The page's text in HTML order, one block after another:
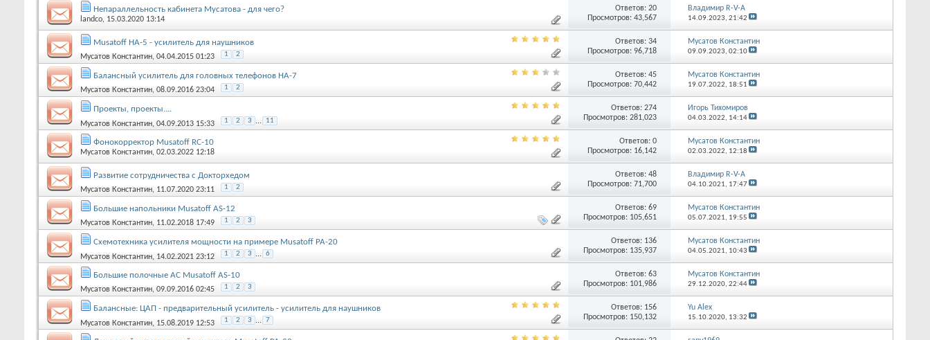
Непараллельность кабинета Мусатова - для чего?
landco, 15.03.2020 13:14
Ответов:20
Просмотров: 43,567
Владимир R-V-A
14.09.2023, 21:42
Musatoff HA-5 - усилитель для наушников
Мусатов Константин, 04.04.2015 01:23 1 2
Ответов:34
Просмотров: 96,718
Мусатов Константин
09.09.2023, 02:10
Балансный усилитель для головных телефонов HA-7
Мусатов Константин, 08.09.2016 23:04 1 2
Ответов:45
Просмотров: 70,442
Мусатов Константин
19.07.2022, 18:51
Проекты, проекты....
Мусатов Константин, 04.09.2013 15:33 1 2 3 ... 11
Ответов:274
Просмотров: 281,023
Игорь Тихомиров
04.03.2022, 14:14
Фонокорректор Musatoff RC-10
Мусатов Константин, 02.03.2022 12:18
Ответов:0
Просмотров: 16,142
Мусатов Константин
02.03.2022, 12:18
Развитие сотрудничества с Докторхедом
Мусатов Константин, 11.07.2020 23:11 1 2
Ответов:48
Просмотров: 71,700
Владимир R-V-A
04.10.2021, 17:47
Большие напольники Musatoff AS-12
Мусатов Константин, 11.02.2018 17:49 1 2 3
Ответов:69
Просмотров: 105,651
Мусатов Константин
05.07.2021, 19:55
Схемотехника усилителя мощности на примере Musatoff PA-20
Мусатов Константин, 14.02.2021 23:12 1 2 3 ... 6
Ответов: 136
Просмотров: 135,937
Мусатов Константин
04.05.2021, 10:43
Большие полочные АС Musatoff AS-10
Мусатов Константин, 09.09.2016 02:45 1 2 3
Ответов:63
Просмотров: 101,986
Мусатов Константин
29.12.2020, 22:44
Балансные: ЦАП - предварительный усилитель - усилитель для наушников
Мусатов Константин, 15.08.2019 12:53 1 2 3 ... 7
Ответов: 156
Просмотров: 150,132
Yu Alex
15.10.2020, 13:32